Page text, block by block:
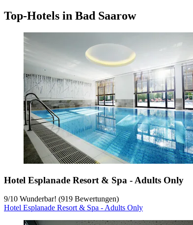
Top-Hotels in Bad Saarow
Hotel Esplanade Resort & Spa - Adults Only
9/10 Wunderbar! (919 Bewertungen)
Hotel Esplanade Resort & Spa - Adults Only